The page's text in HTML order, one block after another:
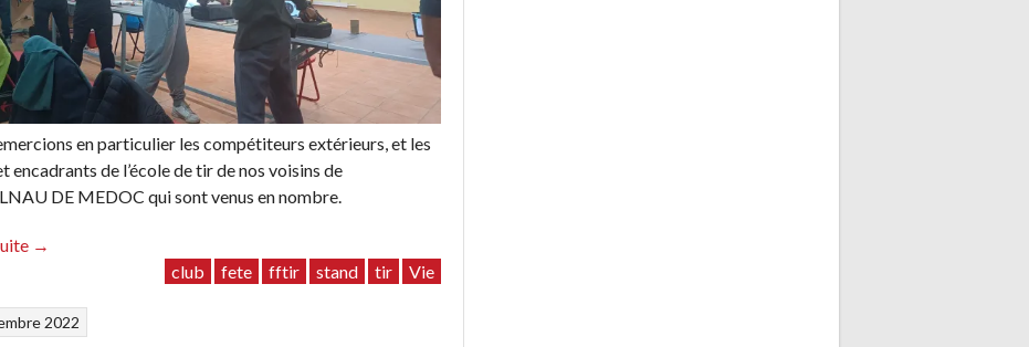
en particulier les compétiteurs extérieurs, et les
encadrants de l’école de tir de nos voisins de
DE MEDOC qui sont venus en nombre.
“RESULTATS
D’AUTOMNE”
→
club
fete fftir stand tir Vie
2022